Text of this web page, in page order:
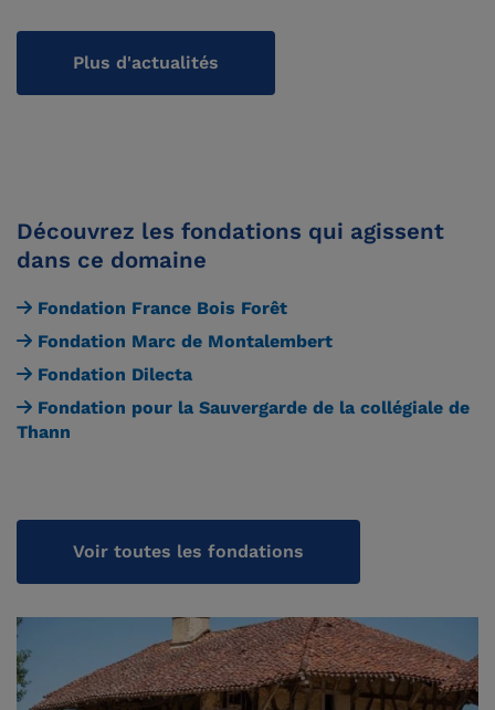
Plus d'actualités
Découvrez les fondations qui agissent
dans ce domaine
Fondation France Bois Forêt
Fondation Marc de Montalembert
Fondation Dilecta
Fondation pour la Sauvergarde de la collégiale de
Thann
Voir toutes les fondations